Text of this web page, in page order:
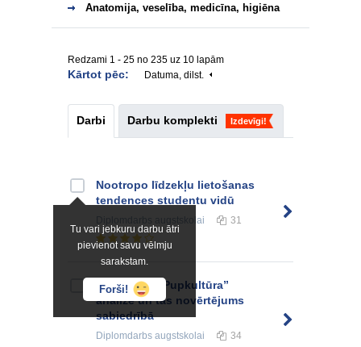
Anatomija, veselība, medicīna, higiēna
Redzami 1 - 25 no 235 uz 10 lapām
Kārtot pēc: Datuma, dilst.
Darbi Darbu komplekti Izdevīgi!
Tu vari jebkuru darbu ātri
pievienot savu vēlmju
sarakstam.
Forši!
Nootropo līdzekļu lietošanas
tendences studentu vidū
augstskolai 31
Kampaņas “Pupkultūra”
analīze un tās novērtējums
sabiedrībā
Diplomdarbs augstskolai 34